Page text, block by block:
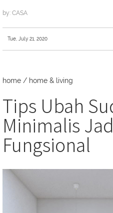
by: CASA
Tue, July 21, 2020
home / home & living
Tips Ubah
Minimalis
Fungsional